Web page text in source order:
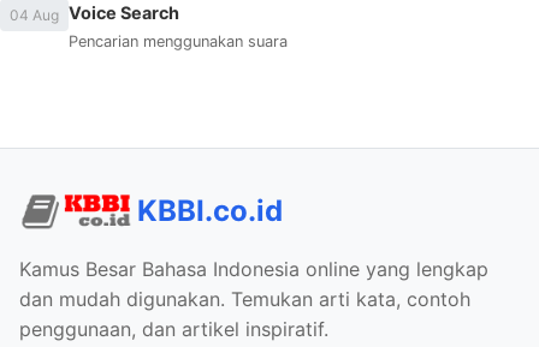
04 Aug Voice Search
Pencarian menggunakan suara
KBBI.co.id
Kamus Besar Bahasa Indonesia online yang lengkap
dan mudah digunakan. Temukan arti kata, contoh
penggunaan, dan artikel inspiratif.